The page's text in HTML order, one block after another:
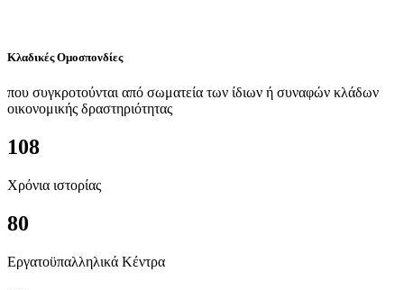
Κλαδικές Ομοσπονδίες
που συγκροτούνται από σωματεία των ίδιων ή συναφών κλάδων
οικονομικής δραστηριότητας
108
Χρόνια ιστορίας
80
Εργατοϋπαλληλικά Κέντρα